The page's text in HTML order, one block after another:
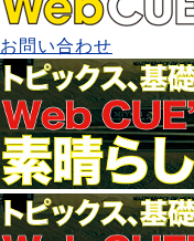
お問い合わせ